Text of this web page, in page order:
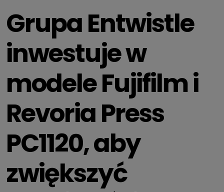
Grupa Entwistle
inwestuje w
modele Fujifilm i
Revoria Press
PC1120, aby
zwiększyć